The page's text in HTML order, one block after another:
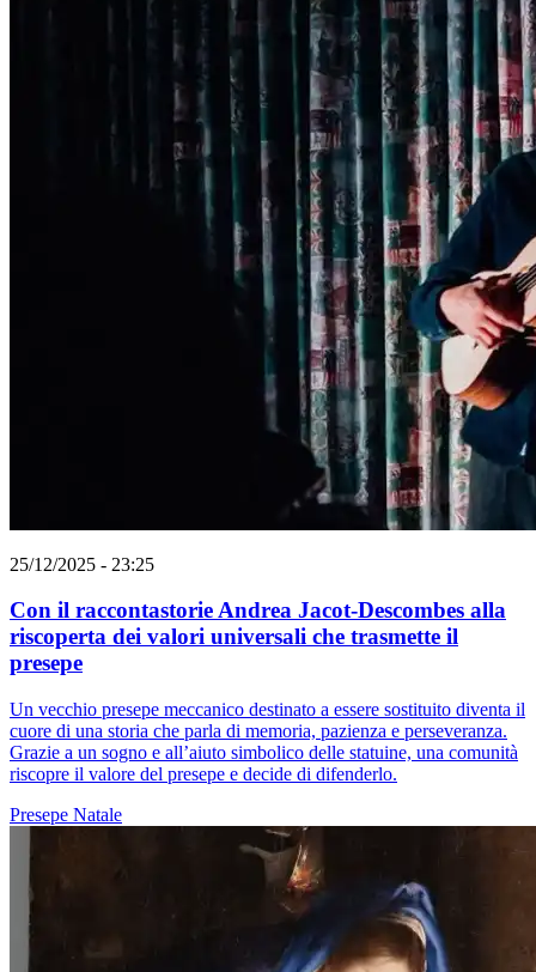
25/12/2025 - 23:25
Con il raccontastorie Andrea Jacot-Descombes alla
riscoperta dei valori universali che trasmette il
presepe
Un vecchio presepe meccanico destinato a essere sostituito diventa il
cuore di una storia che parla di memoria, pazienza e perseveranza.
Grazie a un sogno e all’aiuto simbolico delle statuine, una comunità
riscopre il valore del presepe e decide di difenderlo.
Presepe Natale